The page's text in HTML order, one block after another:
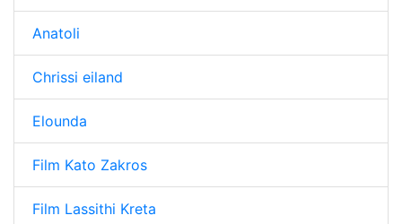
Anatoli
Chrissi eiland
Elounda
Film Kato Zakros
Film Lassithi Kreta